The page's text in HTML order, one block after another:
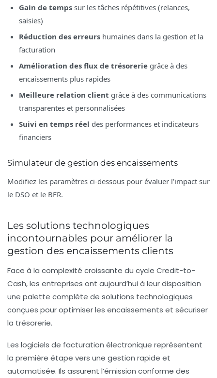
Gain de temps sur les tâches répétitives (relances,
saisies)
Réduction des erreurs humaines dans la gestion et la
facturation
Amélioration des flux de trésorerie grâce à des
encaissements plus rapides
Meilleure relation client grâce à des communications
transparentes et personnalisées
Suivi en temps réel des performances et indicateurs
financiers
Simulateur de gestion des encaissements
Modifiez les paramètres ci-dessous pour évaluer l’impact sur
le DSO et le BFR.
moyen de paiement (j) :
Taux d’automatisation (%)
:
50%
Simuler
Résultats estimés
(Hypothèses : BFR moyen par facture = 240€)
Les solutions technologiques
incontournables pour améliorer la
gestion des encaissements clients
Face à la complexité croissante du cycle Credit-to-
Cash, les entreprises ont aujourd’hui à leur disposition
une palette complète de solutions technologiques
conçues pour optimiser les encaissements et sécuriser
la trésorerie.
Les logiciels de facturation électronique représentent
la première étape vers une gestion rapide et
automatisée. Ils assurent l’émission conforme des